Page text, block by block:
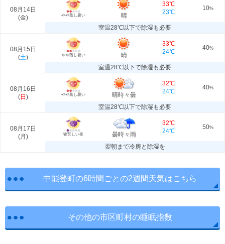
08月14日
(金) やや蒸し暑い 晴
33℃
23℃
10%
室温28℃以下で除湿も必要
08月15日
(土) やや蒸し暑い 晴
33℃
24℃
40%
室温28℃以下で除湿も必要
08月16日
(日 ) やや蒸し暑い 晴時々曇
32℃
24℃
40%
室温28℃以下で除湿も必要
08月17日
(月 ) 寝苦しい夜 曇時々雨
32℃
24℃
50%
翌朝まで冷房と除湿を
中能登町の6時間ごとの2週間天気はこちら
その他の市区町村の睡眠指数